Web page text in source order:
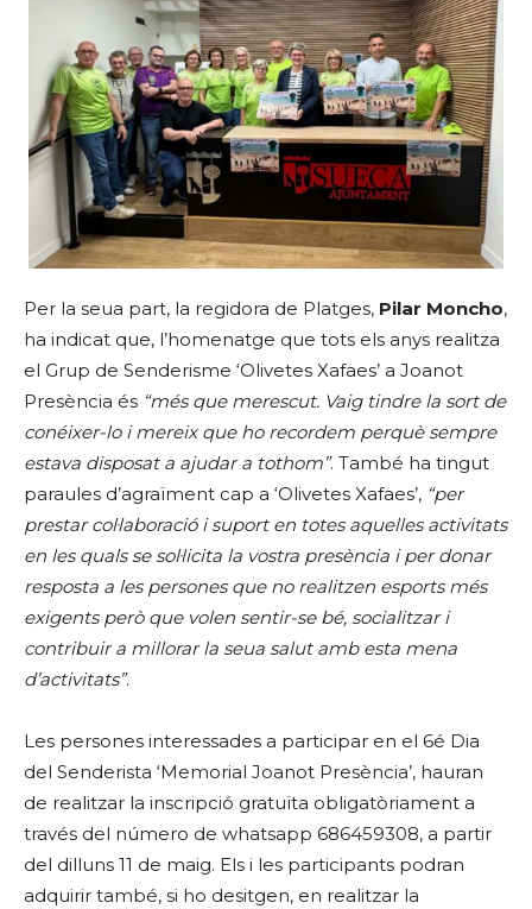
Per la seua part, la regidora de Platges, Pilar Moncho,
ha indicat que, l’homenatge que tots els anys realitza
el Grup de Senderisme ‘Olivetes Xafaes’ a Joanot
Presència és “més que merescut. Vaig tindre la sort de
conéixer-lo i mereix que ho recordem perquè sempre
estava disposat a ajudar a tothom”. També ha tingut
paraules d’agraïment cap a ‘Olivetes Xafaes’, “per
prestar col·laboració i suport en totes aquelles activitats
en les quals se sol·licita la vostra presència i per donar
resposta a les persones que no realitzen esports més
exigents però que volen sentir-se bé, socialitzar i
contribuir a millorar la seua salut amb esta mena
d’activitats”.
Les persones interessades a participar en el 6é Dia
del Senderista ‘Memorial Joanot Presència’, hauran
de realitzar la inscripció gratuïta obligatòriament a
través del número de whatsapp 686459308, a partir
del dilluns 11 de maig. Els i les participants podran
adquirir també, si ho desitgen, en realitzar la